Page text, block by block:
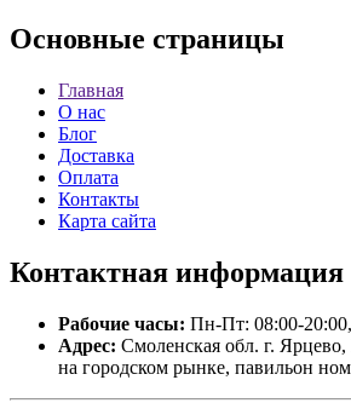
Основные страницы
Главная
О нас
Блог
Доставка
Оплата
Контакты
Карта сайта
Контактная информация
Рабочие часы: Пн-Пт: 08:00-
Адрес: Смоленская обл. г.
на городском рынке, павильон